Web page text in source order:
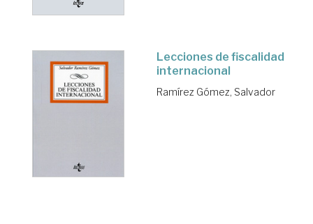
Lecciones de fiscalidad
internacional
Ramírez Gómez, Salvador